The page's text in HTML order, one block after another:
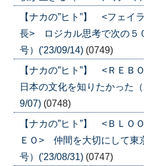
【ナカの”ヒト”】 <フェ
長> ロジカル思考で次の５
号）('23/09/14) (0749)
【ナカの”ヒト”】 <ＲＥ
日本の文化を知りたかった
9/07) (0748)
【ナカの”ヒト”】 <ＢＬＯ
ＥＯ> 仲間を大切にして東
号）('23/08/31) (0747)